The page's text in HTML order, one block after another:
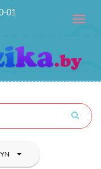
01
Toggle